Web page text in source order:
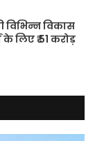
विभिन्न विकास
लिए ₹ 51 करोड़